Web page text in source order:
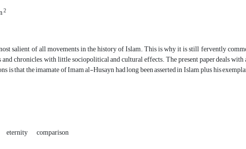
2
salient of all movements in the history of Islam. This is why it is still fervently
chronicles, with little sociopolitical and cultural effects. The present paper deals
is that the imamate of Imam al-Husayn had long been asserted in Islam, plus his
eternity comparison